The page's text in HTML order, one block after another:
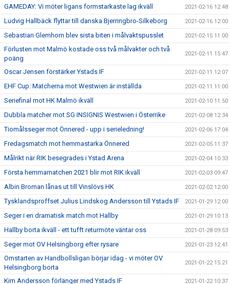
GAMEDAY: Vi möter ligans formstarkaste lag ikväll 2021-02-16 12:48
Ludvig Hallbäck flyttar till danska Bjerringbro-Silkeborg 2021-02-16 12:00
Sebastian Glemhorn blev sista biten i målvaktspusslet 2021-02-15 11:00
Förlusten mot Malmö kostade oss två målvakter och två
poäng
2021-02-11 15:47
Oscar Jensen förstärker Ystads IF 2021-02-11 12:07
EHF Cup: Matcherna mot Westwien är inställda 2021-02-11 11:00
Seriefinal mot HK Malmö ikväll 2021-02-10 11:50
Dubbla matcher mot SG INSIGNIS Westwien i Österrike 2021-02-08 12:34
Tiomålsseger mot Önnered - upp i serieledning! 2021-02-06 17:04
Fredagsmatch mot hemmastarka Önnered 2021-02-05 11:37
Målrikt när RIK besegrades i Ystad Arena 2021-02-04 10:33
Första hemmamatchen 2021 blir mot RIK ikväll 2021-02-03 09:47
Albin Broman lånas ut till Vinslövs HK 2021-02-02 12:00
Tysklandsproffset Julius Lindskog Andersson till Ystads IF 2021-01-29 12:00
Seger i en dramatisk match mot Hallby 2021-01-29 10:13
Hallby borta ikväll - ett tufft returmöte väntar oss 2021-01-28 09:53
Seger mot OV Helsingborg efter rysare 2021-01-23 12:41
Omstarten av Handbollsligan börjar idag - vi möter OV
Helsingborg borta
2021-01-22 15:21
Kim Andersson förlänger med Ystads IF 2021-01-22 10:37